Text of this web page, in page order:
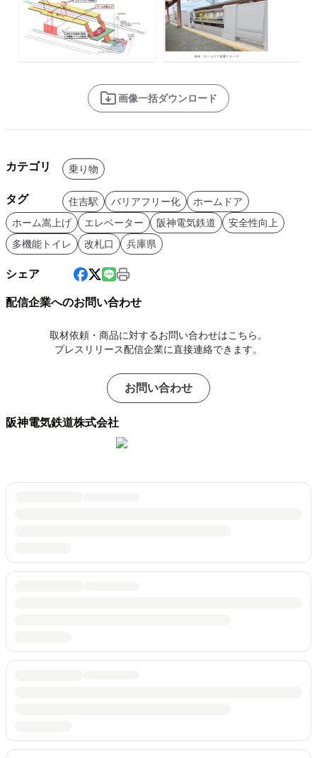
画像一括ダウンロード
カテゴリ 乗り物
タグ 住吉駅 バリアフリー化
ホームドア
ホーム嵩上げ
エレベーター 阪神電気鉄道
安全性向上
多機能トイレ
改札口 兵庫県
シェア
配信企業へのお問い合わせ
取材依頼・商品に対するお問い合わせはこちら。
プレスリリース配信企業に直接連絡できます。
お問い合わせ
阪神電気鉄道株式会社